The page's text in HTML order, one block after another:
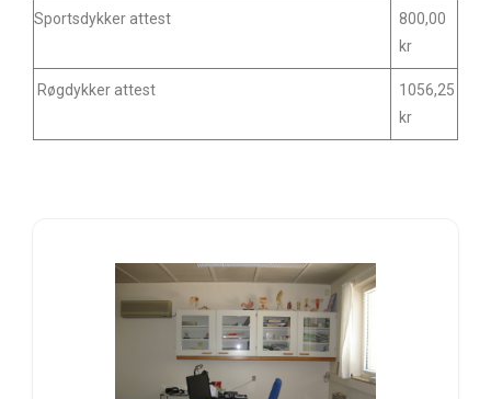
Sportsdykker attest
800,00
kr
Røgdykker attest
1056,25
kr